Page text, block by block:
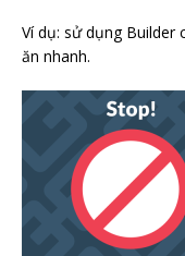
Ví dụ: sử dụng Builder
ăn nhanh.